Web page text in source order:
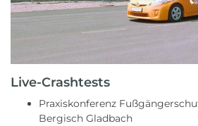
Live-Crashtests
Praxiskonferenz
Bergisch Gladbach